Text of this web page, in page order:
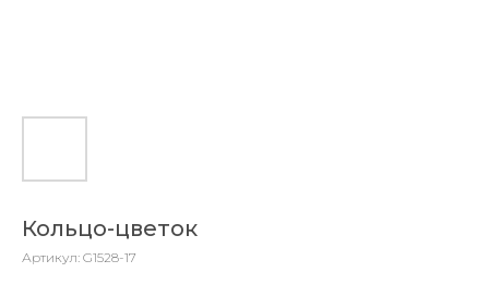
Кольцо-цветок
Артикул: G1528-17